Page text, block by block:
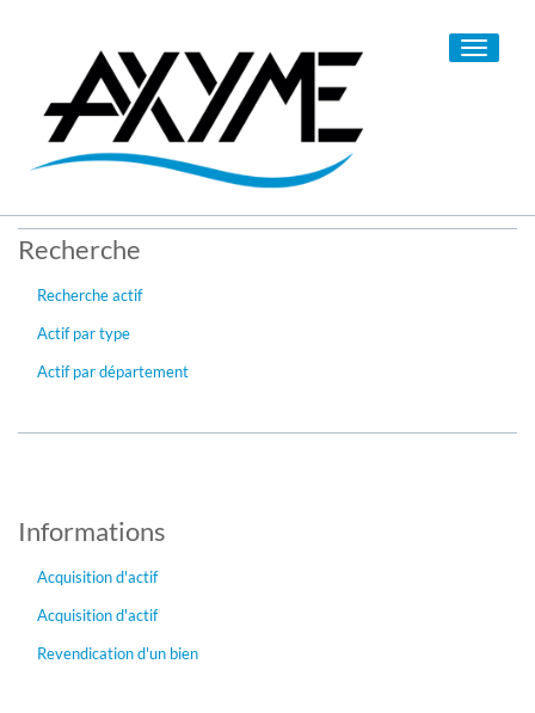
Toggle
Recherche
Recherche actif
Actif par type
Actif par département
Informations
Acquisition d'actif
Acquisition d'actif
Revendication d'un bien